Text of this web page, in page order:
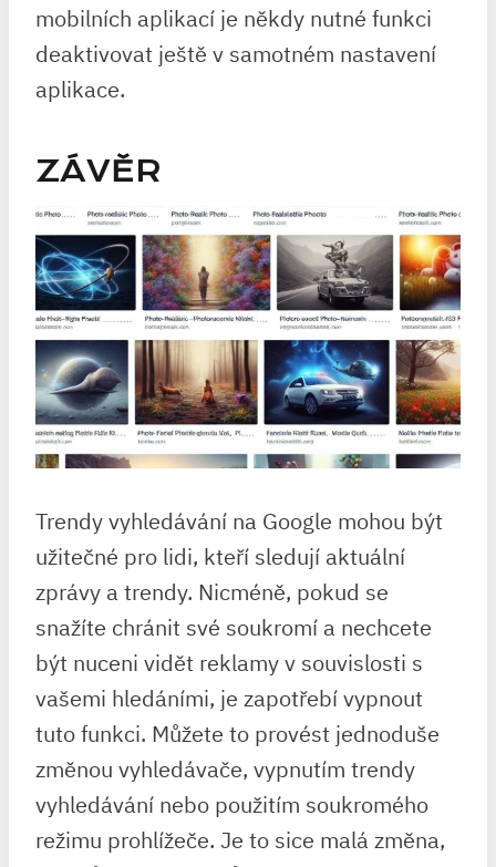
mobilních aplikací je někdy nutné funkci
deaktivovat ještě v samotném nastavení
aplikace.
ZÁVĚR
Trendy vyhledávání na Google mohou být
užitečné pro lidi, kteří sledují aktuální
zprávy a trendy. Nicméně, pokud se
snažíte chránit své soukromí a nechcete
být nuceni vidět reklamy v souvislosti s
vašemi hledáními, je zapotřebí vypnout
tuto funkci. Můžete to provést jednoduše
změnou vyhledávače, vypnutím trendy
vyhledávání nebo použitím soukromého
režimu prohlížeče. Je to sice malá změna,